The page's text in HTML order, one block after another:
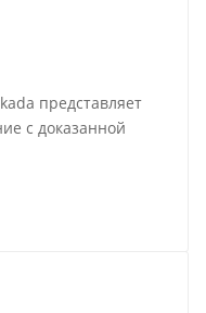
представляет
с доказанной